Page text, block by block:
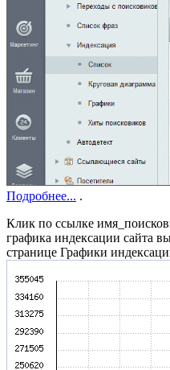
Подробнее... .
Клик по ссылке
графика индексации сайта
странице Графики